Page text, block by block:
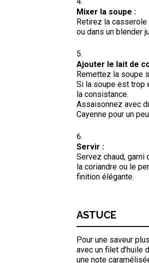
Mixer la soupe :
Retirez la casserole
ou dans un blender
Ajouter le lait de
Remettez la soupe
Si la soupe est trop
la consistance.
Assaisonnez avec
Cayenne pour un
Servir :
Servez chaud, garni
la coriandre ou le
finition élégante.
ASTUCE
Pour une saveur
avec un filet d’huile
une note